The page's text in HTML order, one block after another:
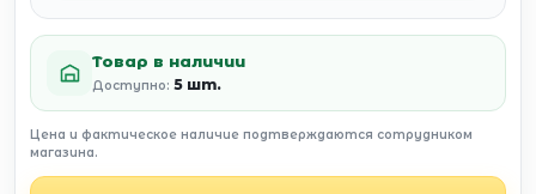
Товар в наличии
Доступно: 5 шт.
Цена и фактическое наличие подтверждаются сотрудником
магазина.